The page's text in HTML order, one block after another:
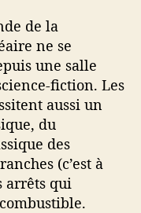
de la
ne se
une salle
fiction. Les
aussi un
du
des
(c’est à
arrêts qui